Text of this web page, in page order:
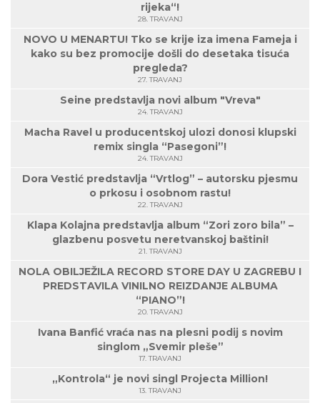
rijeka“!
28. TRAVANJ
NOVO U MENARTU! Tko se krije iza imena Fameja i
kako su bez promocije došli do desetaka tisuća
pregleda?
27. TRAVANJ
Seine predstavlja novi album "Vreva"
24. TRAVANJ
Macha Ravel u producentskoj ulozi donosi klupski
remix singla “Pasegoni”!
24. TRAVANJ
Dora Vestić predstavlja “Vrtlog” – autorsku pjesmu
o prkosu i osobnom rastu!
22. TRAVANJ
Klapa Kolajna predstavlja album “Zori zoro bila” –
glazbenu posvetu neretvanskoj baštini!
21. TRAVANJ
NOLA OBILJEŽILA RECORD STORE DAY U ZAGREBU I
PREDSTAVILA VINILNO REIZDANJE ALBUMA
“PIANO”!
20. TRAVANJ
Ivana Banfić vraća nas na plesni podij s novim
singlom „Svemir pleše”
17. TRAVANJ
„Kontrola“ je novi singl Projecta Million!
13. TRAVANJ